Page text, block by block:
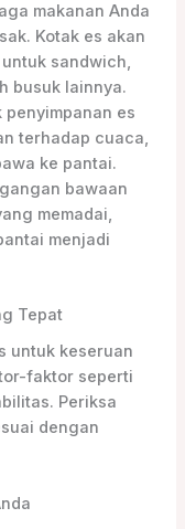
makanan Anda
Kotak es akan
sandwich,
busuk lainnya.
penyimpanan es
terhadap cuaca,
ke pantai.
bawaan
memadai,
menjadi
Tepat
untuk keseruan
faktor seperti
Periksa
dengan